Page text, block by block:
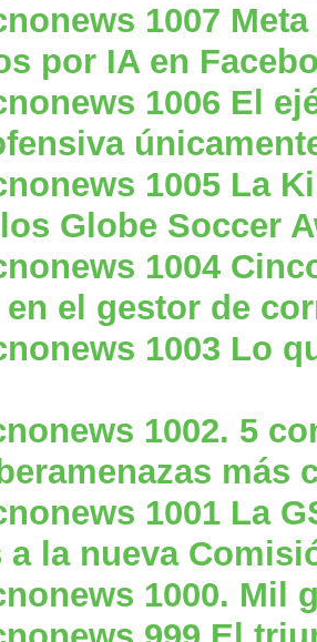
1007
por IA en
1006 El
1005 La
Globe Soccer
1004
en el gestor de
1003 Lo
1002. 5
más
1001 La
a la nueva
1000. Mil